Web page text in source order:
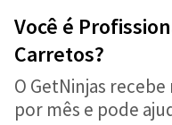
Você é
Carretos?
O GetNinjas
por mês e pode